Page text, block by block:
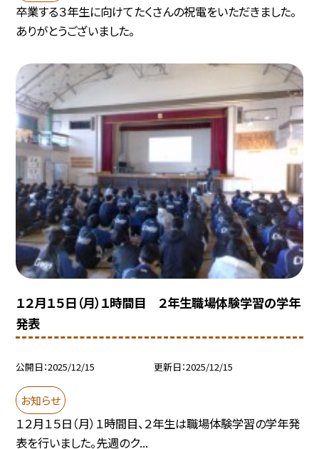
卒業する３年生に向けてたくさんの祝電をいただきました。
ありがとうございました。
１２月１５日（月）１時間目 ２年生職場体験学習の学年
発表
公開日 2025/12/15 更新日 2025/12/15
お知らせ
１２月１５日（月）１時間目、２年生は職場体験学習の学年発
表を行いました。先週のク...